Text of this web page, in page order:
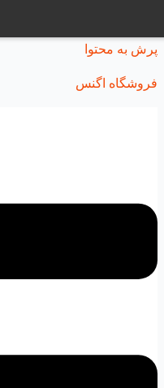
پرش به محتوا
فروشگاه اگنس